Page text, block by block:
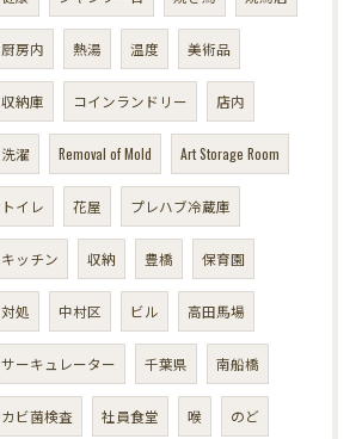
厨房内 熱湯 温度 美術品
収納庫 コインランドリー 店内
洗濯 Removal of Mold Art Storage Room
トイレ 花屋 プレハブ冷蔵庫
キッチン 収納 豊橋 保育園
対処 中村区 ビル 高田馬場
サーキュレーター 千葉県 南船橋
カビ菌検査 社員食堂 喉 のど